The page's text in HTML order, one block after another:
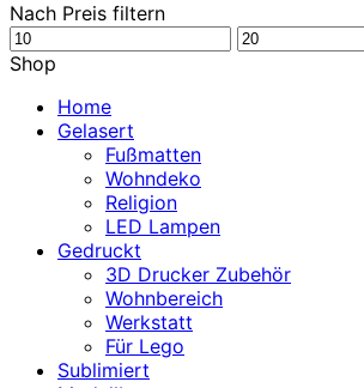
Nach Preis filtern
Min.
Preis
Max.
Shop
Home
Gelasert
Fußmatten
Wohndeko
Religion
LED Lampen
Gedruckt
3D Drucker Zubehör
Wohnbereich
Werkstatt
Für Lego
Sublimiert